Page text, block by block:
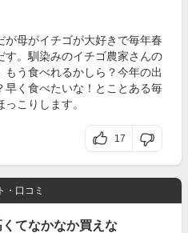
母がイチゴが大好きで毎年春
。馴染みのイチゴ農家さんの
う食べれるかしら？今年の出
く食べたいな！とことある毎
こりします。
17
・口コミ
てなかなか買えな